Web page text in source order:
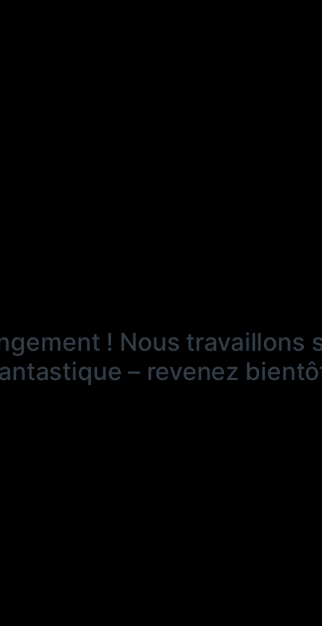
! Nous travaillons
– revenez